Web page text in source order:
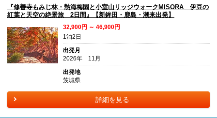
『修善寺もみじ林・熱海梅園と小室山リッジウォークMISORA 伊豆の
紅葉と天空の絶景旅 2日間』【新鉾田・鹿島・潮来出発】
32,900円 ～ 46,900円
1泊2日
出発月
2026年 11月
出発地
茨城県
詳細を見る